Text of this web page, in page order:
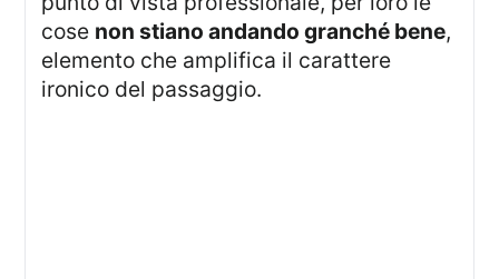
cose non stiano andando granché bene,
elemento che amplifica il carattere
ironico del passaggio.